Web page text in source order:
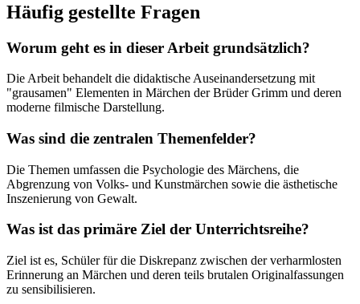
Häufig gestellte Fragen
Worum geht es in dieser Arbeit grundsätzlich?
Die Arbeit behandelt die didaktische Auseinandersetzung mit
"grausamen" Elementen in Märchen der Brüder Grimm und deren
moderne filmische Darstellung.
Was sind die zentralen Themenfelder?
Die Themen umfassen die Psychologie des Märchens, die
Abgrenzung von Volks- und Kunstmärchen sowie die ästhetische
Inszenierung von Gewalt.
Was ist das primäre Ziel der Unterrichtsreihe?
Ziel ist es, Schüler für die Diskrepanz zwischen der verharmlosten
Erinnerung an Märchen und deren teils brutalen Originalfassungen
zu sensibilisieren.